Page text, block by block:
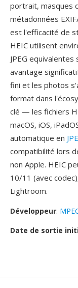
portrait, masques
métadonnées
est l'efficacité de
HEIC utilisent
JPEG
avantage
fini et les photos
format dans
clé — les fichiers
macOS, iOS,
automatique en
compatibilité lors
non Apple. HEIC
10/11 (avec
Lightroom.
Développeur:
Date de sortie